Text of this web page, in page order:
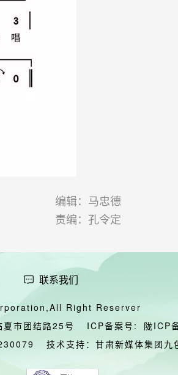
编辑：马忠德
责编：孔令定
联系我们
Right Reserver
市团结路25号 ICP备案号:
陇ICP
技术支持：甘肃新媒体集团九